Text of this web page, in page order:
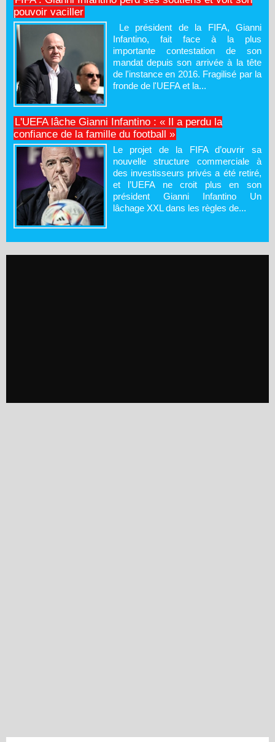
pouvoir vaciller
Le président de la FIFA, Gianni
Infantino, fait face à la plus
importante contestation de son
mandat depuis son arrivée à la tête
de l'instance en 2016. Fragilisé par la
fronde de l'UEFA et la...
L'UEFA lâche Gianni Infantino : « Il a perdu la
confiance de la famille du football »
Le projet de la FIFA d’ouvrir sa
nouvelle structure commerciale à
des investisseurs privés a été retiré,
et l’UEFA ne croit plus en son
président Gianni Infantino Un
lâchage XXL dans les règles de...